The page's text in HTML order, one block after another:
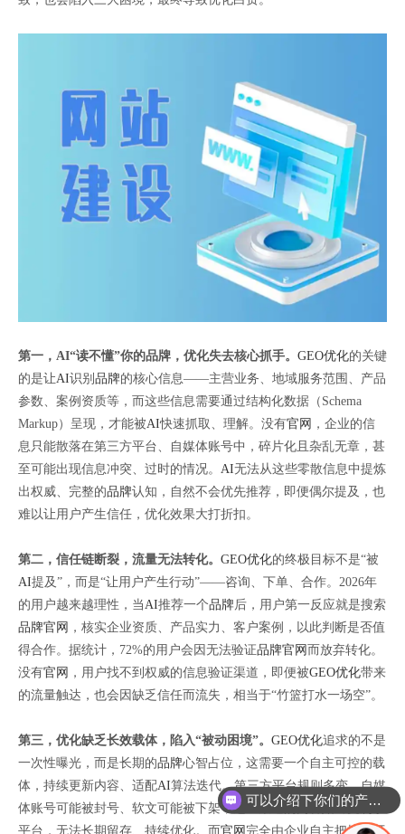
第一，AI“读不懂”你的品牌，优化失去核心抓手。 GEO优化的关键
的是让AI识别 品牌的核心信息——主营业务、地域服务范围、产品
参数、案例资质等，而这些信息需要通过结构化数据（Schema
Markup）呈现，才能被AI快速抓取、理解。没有官网 ，企业的信
息只能散落在第三方平台、自媒体账号中，碎片化且杂乱无章，甚
至可能出现信息冲突、过时的情况。 AI无法从这些零散信息中提炼
出权威、完整的品牌认知，自然不会优先推荐，即便偶尔提及，也
难以让用户产生信任，优化效果大打折扣。
第二，信任链断裂，流量无法转化。 GEO优化的终极目标不是“被
AI提及”，而是“让用户产生行动”——咨询、下单、合作。2026年
的用户越来越理性，当AI推荐一个品牌后，用户第一反应就是搜索
品牌官网 ，核实企业资质、产品实力、客户案例，以此判断是否值
得合作。据统计，72%的用户会因无法验证品牌官网 而放弃转化。
没有官网 ，用户找不到权威的信息验证渠道，即便被GEO优化带来
的流量触达，也会因缺乏信任而流失，相当于“竹篮打水一场空”。
第三，优化缺乏长效载体，陷入“被动困境”。 GEO优化追求的不是
一次性曝光，而是长期的品牌心智占位，这需要一个自主可控的载
体，持续更新内容、适配AI算法迭代。第三方平台规则多变，自媒
体账号可能被封号、软文可能被下架，这些渠道的内容始终受制于
平台，无法长期留存、持续优化。而官网 完全由企业自主把控，可
可以介绍下你们的产品么